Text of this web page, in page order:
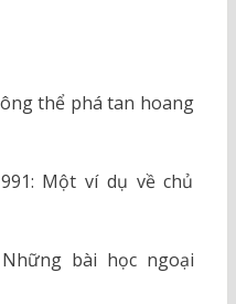
thể phá tan hoang
Một ví dụ về chủ
bài học ngoại